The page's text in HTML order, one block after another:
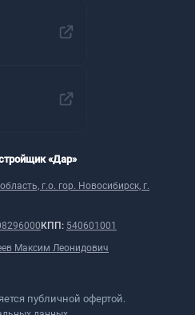
«Дар»
г.о. гор. Новосибирск, г.
КПП: 540601001
Максим Леонидович
публичной офертой.